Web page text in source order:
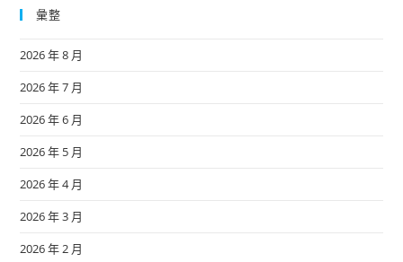
彙整
2026 年 8 月
2026 年 7 月
2026 年 6 月
2026 年 5 月
2026 年 4 月
2026 年 3 月
2026 年 2 月